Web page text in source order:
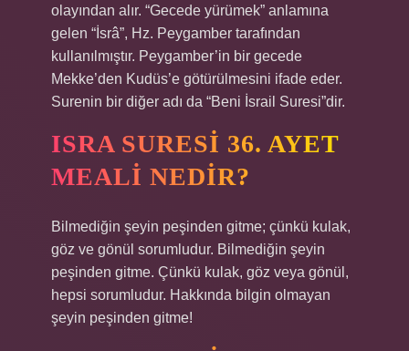
olayından alır. “Gecede yürümek” anlamına
gelen “İsrâ”, Hz. Peygamber tarafından
kullanılmıştır. Peygamber’in bir gecede
Mekke’den Kudüs’e götürülmesini ifade eder.
Surenin bir diğer adı da “Beni İsrail Suresi”dir.
ISRA SURESI 36. AYET
MEALI NEDIR?
Bilmediğin şeyin peşinden gitme; çünkü kulak,
göz ve gönül sorumludur. Bilmediğin şeyin
peşinden gitme. Çünkü kulak, göz veya gönül,
hepsi sorumludur. Hakkında bilgin olmayan
şeyin peşinden gitme!